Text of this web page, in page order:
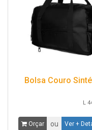
Bolsa Couro
L
Orçar ou Ver +